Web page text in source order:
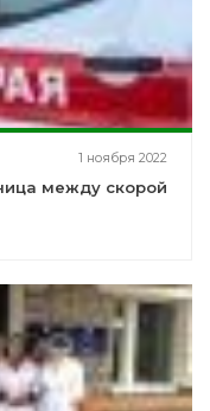
1 ноября 2022
между скорой